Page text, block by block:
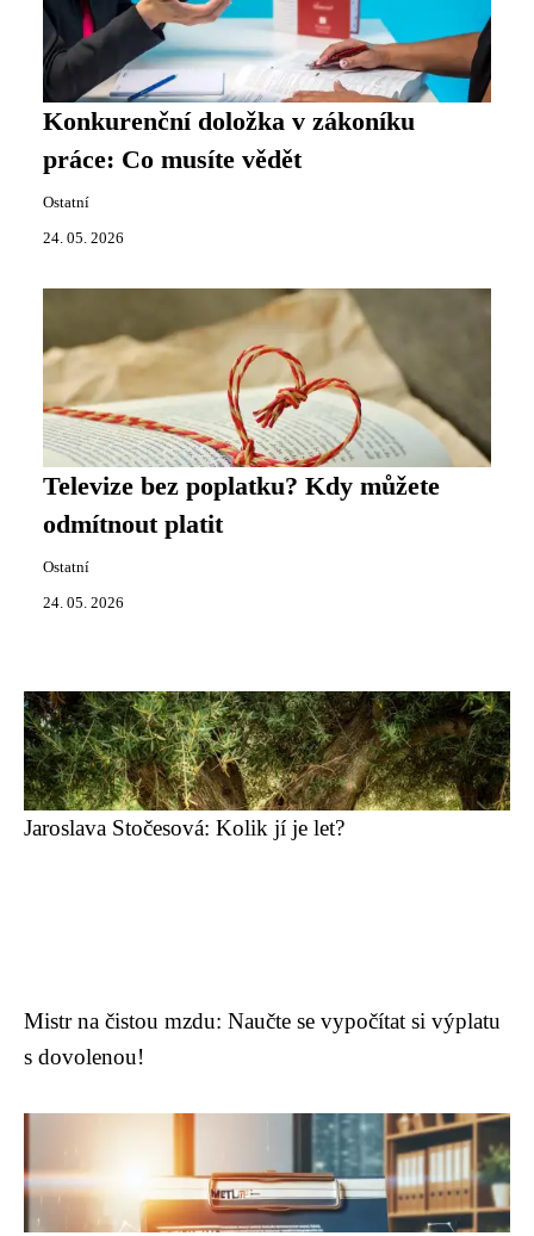
Konkurenční doložka v zákoníku
práce: Co musíte vědět
Ostatní
24. 05. 2026
Televize bez poplatku? Kdy můžete
odmítnout platit
Ostatní
24. 05. 2026
Jaroslava Stočesová: Kolik jí je let?
Mistr na čistou mzdu: Naučte se vypočítat si výplatu
s dovolenou!